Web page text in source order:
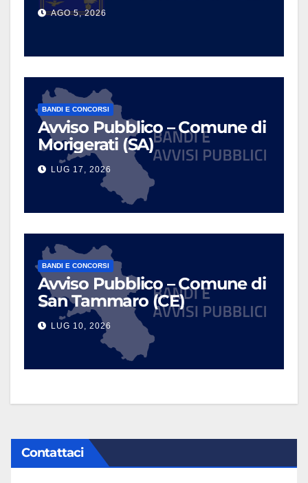
AGO 5, 2026
BANDI E CONCORSI
Avviso Pubblico – Comune di
Morigerati (SA)
LUG 17, 2026
BANDI E CONCORSI
Avviso Pubblico – Comune di
San Tammaro (CE)
LUG 10, 2026
Contattaci